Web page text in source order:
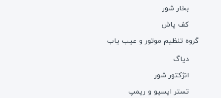
بخار شور
کف پاش
گروه تنظیم موتور و عیب یاب
دیاگ
انژکتور شور
تستر ایسیو و ریمپ